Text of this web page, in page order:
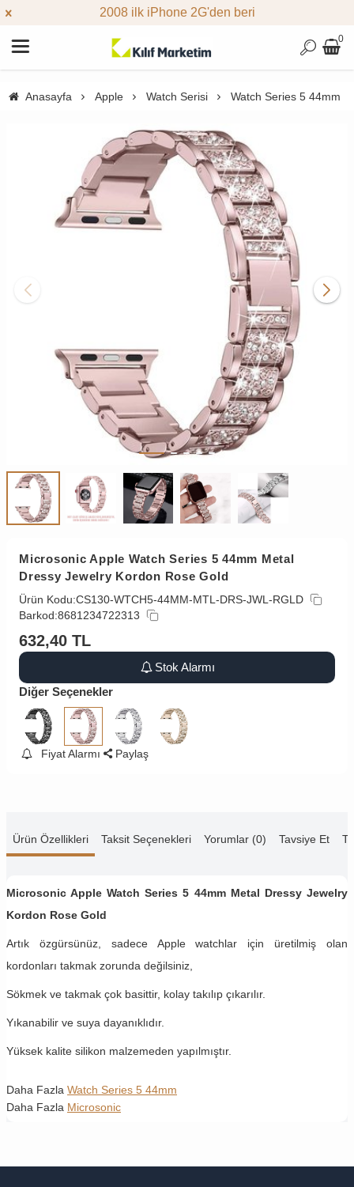
2008 ilk iPhone 2G'den beri
0
Anasayfa Apple Watch Serisi Watch Series 5 44mm
Microsonic Apple Watch Series 5 44mm Metal
Dressy Jewelry Kordon Rose Gold
Ürün Kodu:CS130-WTCH5-44MM-MTL-DRS-JWL-RGLD
Barkod:8681234722313
632,40 TL
Stok Alarmı
Diğer Seçenekler
Fiyat Alarmı Paylaş
Ürün Özellikleri Taksit Seçenekleri Yorumlar (0) Tavsiye Et
Microsonic Apple Watch Series 5 44mm Metal Dressy Jewelry
Kordon Rose Gold
Artık özgürsünüz, sadece Apple watchlar için üretilmiş olan
kordonları takmak zorunda değilsiniz,
Sökmek ve takmak çok basittir, kolay takılıp çıkarılır.
Yıkanabilir ve suya dayanıklıdır.
Yüksek kalite silikon malzemeden yapılmıştır.
Daha Fazla Watch Series 5 44mm
Daha Fazla Microsonic